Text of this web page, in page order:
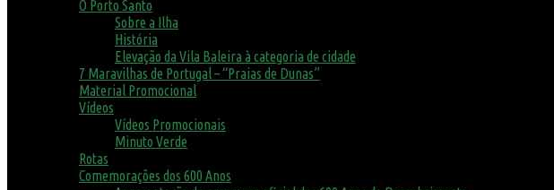
O Porto Santo
Sobre a Ilha
História
Elevação da Vila Baleira à categoria de cidade
7 Maravilhas de Portugal – “Praias de Dunas”
Material Promocional
Vídeos
Vídeos Promocionais
Minuto Verde
Rotas
Comemorações dos 600 Anos